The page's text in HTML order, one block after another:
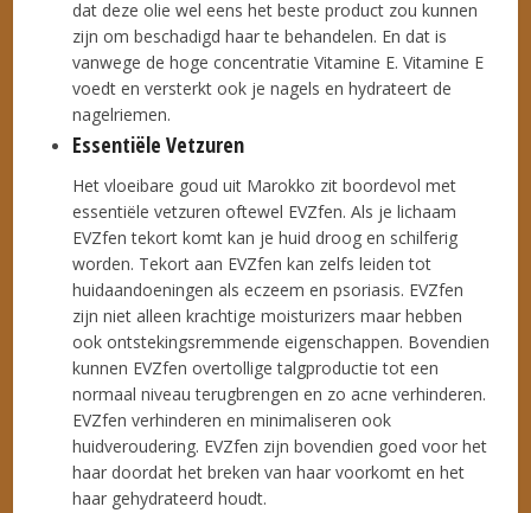
dat deze olie wel eens het beste product zou kunnen
zijn om beschadigd haar te behandelen. En dat is
vanwege de hoge concentratie Vitamine E. Vitamine E
voedt en versterkt ook je nagels en hydrateert de
nagelriemen.
Essentiële Vetzuren
Het vloeibare goud uit Marokko zit boordevol met
essentiële vetzuren oftewel EVZfen. Als je lichaam
EVZfen tekort komt kan je huid droog en schilferig
worden. Tekort aan EVZfen kan zelfs leiden tot
huidaandoeningen als eczeem en psoriasis. EVZfen
zijn niet alleen krachtige moisturizers maar hebben
ook ontstekingsremmende eigenschappen. Bovendien
kunnen EVZfen overtollige talgproductie tot een
normaal niveau terugbrengen en zo acne verhinderen.
EVZfen verhinderen en minimaliseren ook
huidveroudering. EVZfen zijn bovendien goed voor het
haar doordat het breken van haar voorkomt en het
haar gehydrateerd houdt.